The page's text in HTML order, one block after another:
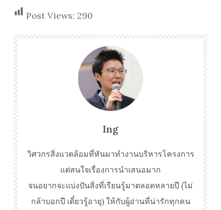
Post Views: 290
Ing
วิศวกรสิ่งแวดล้อมที่หันมาทำงานบริหารโครงการ
แต่สนใจเรื่องการนำเสนอมาก
จนอยากจะแบ่งปันสิ่งที่เรียนรู้มาตลอดหลายปี (ไม่
กล้าบอกปี เดี๋ยวรู้อายุ) ให้กับผู้อ่านที่น่ารักทุกคน